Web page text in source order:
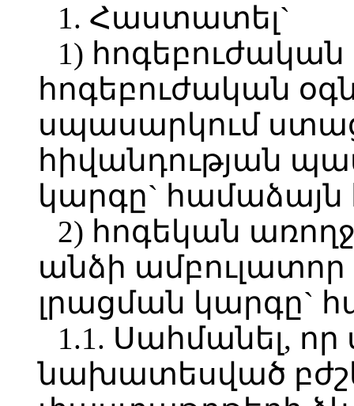
1. Հաստատել`
1)
հոգեբուժական
սպասարկում
հիվանդության
կարգը` համաձայն
2) հոգեկան
անձի
լրացման կարգը`
1.1. Սահմանել,
նախատեսված